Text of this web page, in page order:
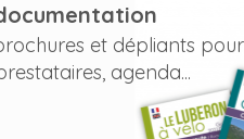
et dépliants
agenda...